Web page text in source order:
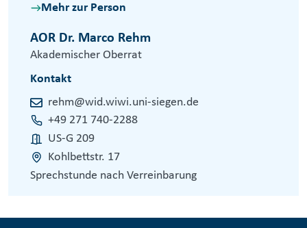
Mehr zur Person
AOR Dr. Marco Rehm
Akademischer Oberrat
Kontakt
rehm@wid.wiwi.uni-siegen.de
+49 271 740-2288
US-G 209
Kohlbettstr. 17
Sprechstunde nach Verreinbarung